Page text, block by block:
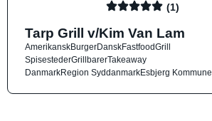
(1)
Tarp Grill v/Kim Van Lam
AmerikanskBurgerDanskFastfoodGrill
SpisestederGrillbarerTakeaway
DanmarkRegion SyddanmarkEsbjerg Kommune